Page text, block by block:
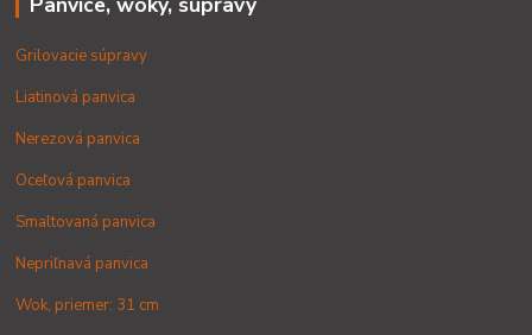
Grilovacie súpravy
Liatinová panvica
Nerezová panvica
Oceľová panvica
Smaltovaná panvica
Nepriľnavá panvica
Wok, priemer: 31 cm